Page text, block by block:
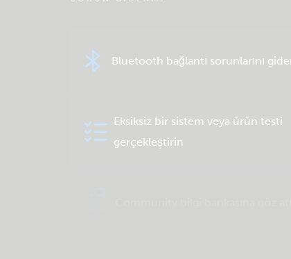
Bluetooth bağlantı sorunlarını
Eksiksiz bir sistem veya ürün testi
gerçekleştirin